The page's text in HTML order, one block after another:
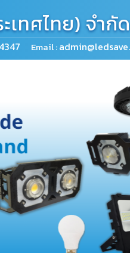
เทศไทย) จำกัด
Email :